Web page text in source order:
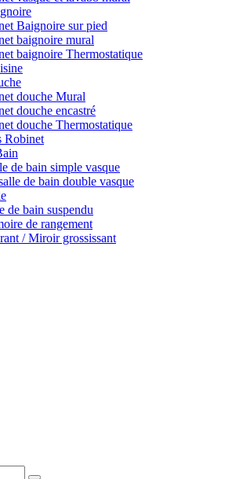
Baignoire sur pied
baignoire mural
baignoire Thermostatique
douche Mural
douche encastré
douche Thermostatique
Robinet
de bain simple vasque
de bain double vasque
de bain suspendu
de rangement
/ Miroir grossissant